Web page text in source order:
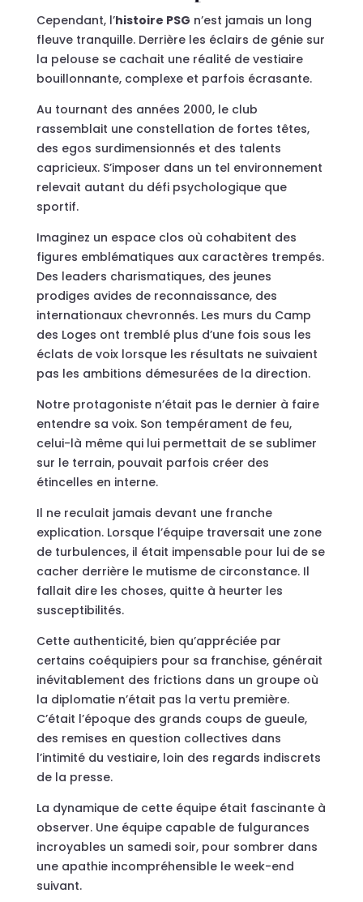
Cependant, l’histoire PSG n’est jamais un long
fleuve tranquille. Derrière les éclairs de génie sur
la pelouse se cachait une réalité de vestiaire
bouillonnante, complexe et parfois écrasante.
Au tournant des années 2000, le club
rassemblait une constellation de fortes têtes,
des egos surdimensionnés et des talents
capricieux. S’imposer dans un tel environnement
relevait autant du défi psychologique que
sportif.
Imaginez un espace clos où cohabitent des
figures emblématiques aux caractères trempés.
Des leaders charismatiques, des jeunes
prodiges avides de reconnaissance, des
internationaux chevronnés. Les murs du Camp
des Loges ont tremblé plus d’une fois sous les
éclats de voix lorsque les résultats ne suivaient
pas les ambitions démesurées de la direction.
Notre protagoniste n’était pas le dernier à faire
entendre sa voix. Son tempérament de feu,
celui-là même qui lui permettait de se sublimer
sur le terrain, pouvait parfois créer des
étincelles en interne.
Il ne reculait jamais devant une franche
explication. Lorsque l’équipe traversait une zone
de turbulences, il était impensable pour lui de se
cacher derrière le mutisme de circonstance. Il
fallait dire les choses, quitte à heurter les
susceptibilités.
Cette authenticité, bien qu’appréciée par
certains coéquipiers pour sa franchise, générait
inévitablement des frictions dans un groupe où
la diplomatie n’était pas la vertu première.
C’était l’époque des grands coups de gueule,
des remises en question collectives dans
l’intimité du vestiaire, loin des regards indiscrets
de la presse.
La dynamique de cette équipe était fascinante à
observer. Une équipe capable de fulgurances
incroyables un samedi soir, pour sombrer dans
une apathie incompréhensible le week-end
suivant.